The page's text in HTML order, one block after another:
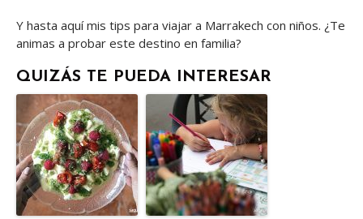
Y hasta aquí mis tips para viajar a Marrakech con niños. ¿Te
animas a probar este destino en familia?
QUIZÁS TE PUEDA INTERESAR